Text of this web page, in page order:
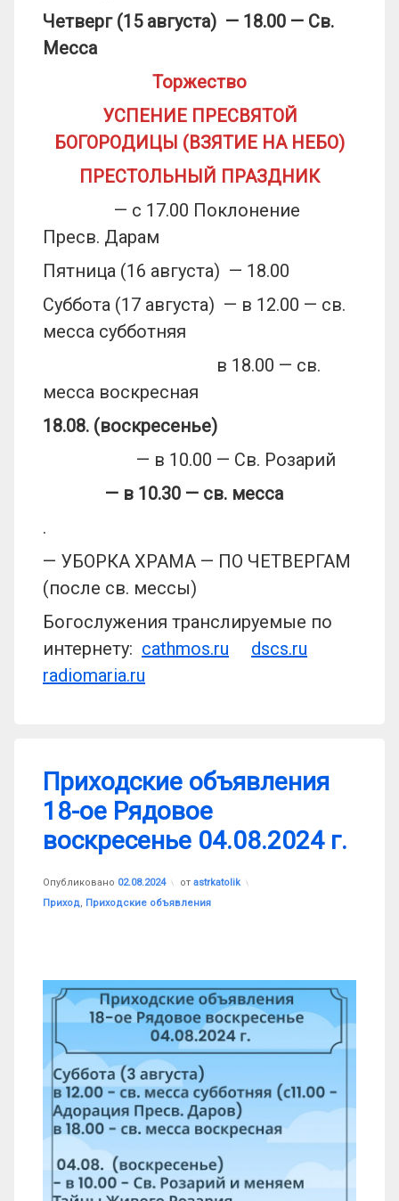
Четверг (15 августа) — 18.00 — Св.
Месса
Торжество
УСПЕНИЕ ПРЕСВЯТОЙ
БОГОРОДИЦЫ (ВЗЯТИЕ НА НЕБО)
ПРЕСТОЛЬНЫЙ ПРАЗДНИК
— с 17.00 Поклонение
Пресв. Дарам
Пятница (16 августа) — 18.00
Суббота (17 августа) — в 12.00 — св.
месса субботняя
в 18.00 — св.
месса воскресная
18.08. (воскресенье)
— в 10.00 — Св. Розарий
— в 10.30 — св. месса
.
— УБОРКА ХРАМА — ПО ЧЕТВЕРГАМ
(после св. мессы)
Богослужения транслируемые по
интернету: cathmos.ru
dscs.ru
radiomaria.ru
Приходские объявления
18-ое Рядовое
воскресенье 04.08.2024 г.
Опубликовано 02.08.2024
Обновлено на
от astrkatolik
Рубрики:
Приход, Приходские объявления